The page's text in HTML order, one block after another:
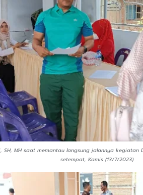
SH, MH saat memantau langsung jalannya
setempat, Kamis (13/7/2023)